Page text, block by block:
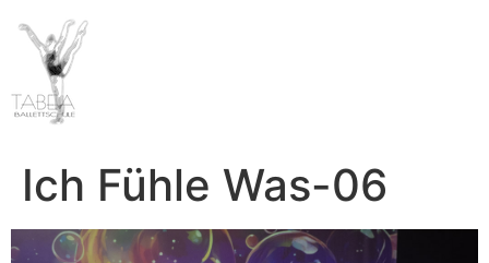
Ich Fühle Was-06